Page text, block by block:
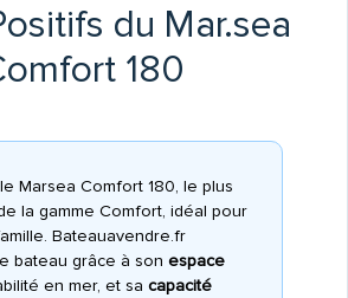
du Mar.sea
180
Marsea Comfort 180, le plus
la gamme Comfort, idéal pour
Bateauavendre.fr
bateau grâce à son espace
en mer, et sa capacité